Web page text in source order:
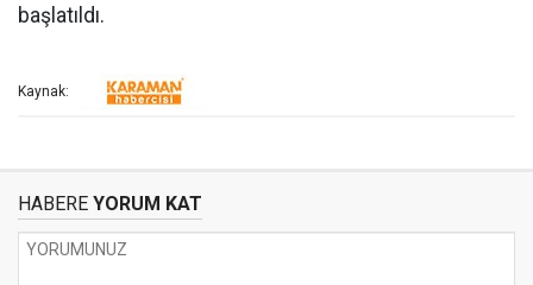
başlatıldı.
Kaynak:
HABERE YORUM KAT